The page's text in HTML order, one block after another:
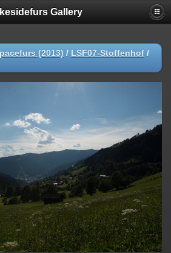
Gallery
(2013) / LSF07-Stoffenhof /